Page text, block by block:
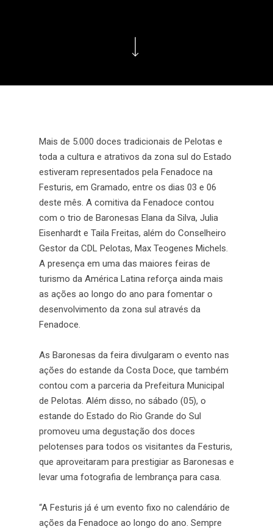
Mais de 5.000 doces tradicionais de Pelotas e
toda a cultura e atrativos da zona sul do Estado
estiveram representados pela Fenadoce na
Festuris, em Gramado, entre os dias 03 e 06
deste mês. A comitiva da Fenadoce contou
com o trio de Baronesas Elana da Silva, Julia
Eisenhardt e Taila Freitas, além do Conselheiro
Gestor da CDL Pelotas, Max Teogenes Michels.
A presença em uma das maiores feiras de
turismo da América Latina reforça ainda mais
as ações ao longo do ano para fomentar o
desenvolvimento da zona sul através da
Fenadoce.
As Baronesas da feira divulgaram o evento nas
ações do estande da Costa Doce, que também
contou com a parceria da Prefeitura Municipal
de Pelotas. Além disso, no sábado (05), o
estande do Estado do Rio Grande do Sul
promoveu uma degustação dos doces
pelotenses para todos os visitantes da Festuris,
que aproveitaram para prestigiar as Baronesas e
levar uma fotografia de lembrança para casa.
“A Festuris já é um evento fixo no calendário de
ações da Fenadoce ao longo do ano. Sempre